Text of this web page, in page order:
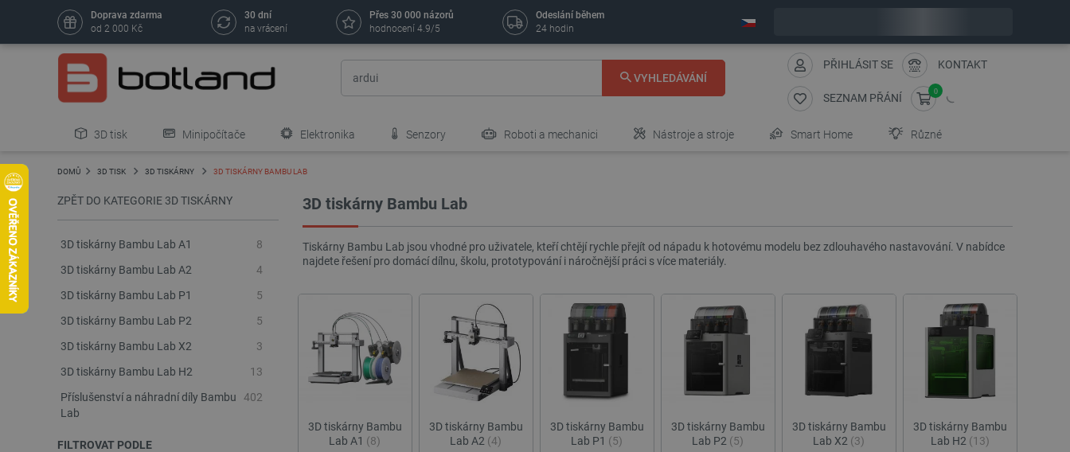
Doprava zdarma
od 2 000 Kč
30 dní
na vrácení
Přes 30 000 názorů
hodnocení 4.9/5
Odeslání během
24 hodin
VYHLEDÁVÁNÍ
PŘIHLÁSIT SE KONTAKT
SEZNAM PŘÁNÍ
0
3D tisk Minipočítače Elektronika Senzory Roboti a mechanici Nástroje a stroje Smart Home Různé
DOMŮ 3D TISK 3D TISKÁRNY 3D TISKÁRNY BAMBU LAB
ZPĚT DO KATEGORIE 3D TISKÁRNY
3D tiskárny Bambu Lab A1
8
3D tiskárny Bambu Lab A2
4
3D tiskárny Bambu Lab P1
5
3D tiskárny Bambu Lab P2
5
3D tiskárny Bambu Lab X2
3
3D tiskárny Bambu Lab H2
13
Příslušenství a náhradní díly Bambu
Lab
402
FILTROVAT PODLE
3D tiskárny Bambu Lab
Tiskárny Bambu Lab jsou vhodné pro uživatele, kteří chtějí rychle přejít od nápadu k hotovému modelu bez zdlouhavého nastavování. V nabídce
najdete řešení pro domácí dílnu, školu, prototypování i náročnější práci s více materiály.
3D tiskárny Bambu
Lab A1 (8)
3D tiskárny Bambu
Lab A2 (4)
3D tiskárny Bambu
Lab P1 (5)
3D tiskárny Bambu
Lab P2 (5)
3D tiskárny Bambu
Lab X2 (3)
3D tiskárny Bambu
Lab H2 (13)